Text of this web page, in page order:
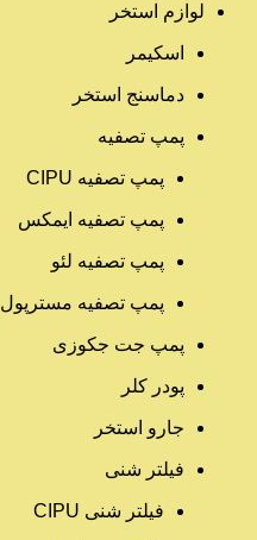
لوازم استخر
اسکیمر
دماسنج استخر
پمپ تصفیه
پمپ تصفیه CIPU
پمپ تصفیه ایمکس
پمپ تصفیه لئو
پمپ تصفیه مسترپول
پمپ جت جکوزی
پودر کلر
جارو استخر
فیلتر شنی
فیلتر شنی CIPU